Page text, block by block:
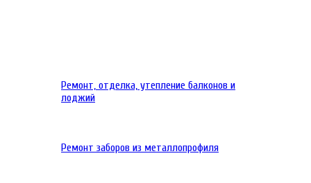
Ремонт, отделка, утепление балконов и
лоджий
Ремонт заборов из металлопрофиля